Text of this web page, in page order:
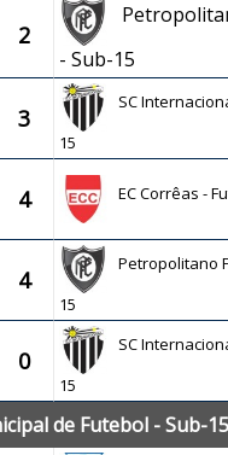
2
- Sub-15
3
SC
15
4 EC Corrêas -
4
Petropolitano
15
0
SC
15
de Futebol - Sub-